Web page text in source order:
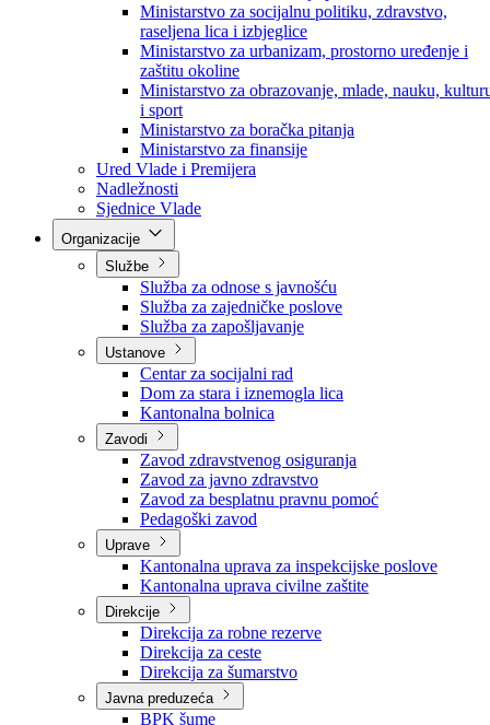
Ministarstvo za privredu
Ministarstvo za pravosuđe, upravu i radne odnose
Ministarstvo za unutrašnje poslove
Ministarstvo za socijalnu politiku, zdravstvo,
raseljena lica i izbjeglice
Ministarstvo za urbanizam, prostorno uređenje i
zaštitu okoline
Ministarstvo za obrazovanje, mlade, nauku,
i sport
Ministarstvo za boračka pitanja
Ministarstvo za finansije
Ured Vlade i Premijera
Nadležnosti
Sjednice Vlade
Službe
Služba za odnose s javnošću
Služba za zajedničke poslove
Služba za zapošljavanje
Ustanove
Centar za socijalni rad
Dom za stara i iznemogla lica
Kantonalna bolnica
Zavodi
Zavod zdravstvenog osiguranja
Zavod za javno zdravstvo
Zavod za besplatnu pravnu pomoć
Pedagoški zavod
Uprave
Kantonalna uprava za inspekcijske poslove
Kantonalna uprava civilne zaštite
Direkcije
Direkcija za robne rezerve
Direkcija za ceste